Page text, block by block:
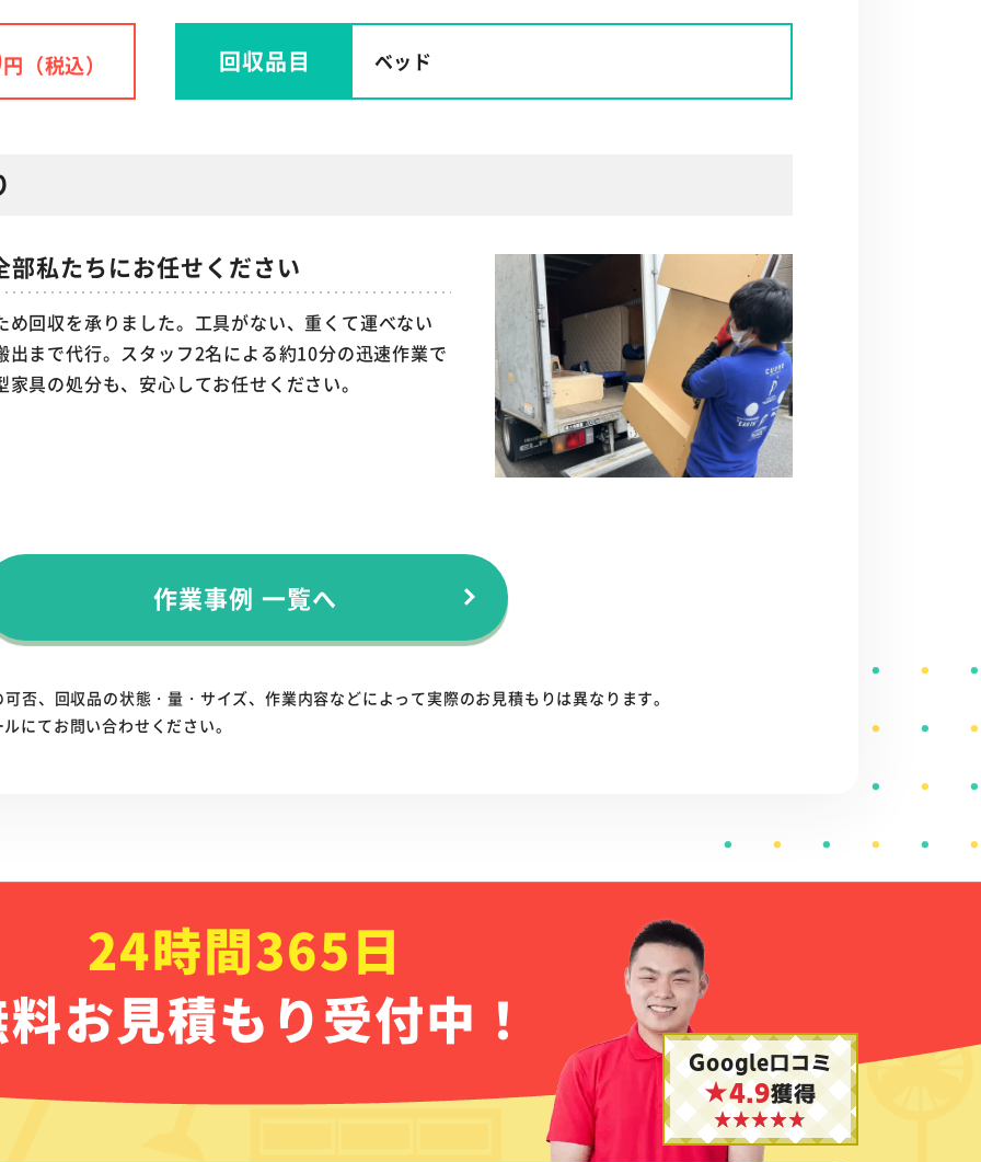
円（税込） 回収品目 ベッド
私たちにお任せください
回収を承りました。工具がない、重くて運べない
まで代行。スタッフ2名による約10分の迅速作業で
具の処分も、安心してお任せください。
作業事例 一覧へ
否、回収品の状態・量・サイズ、作業内容などによって実際のお見積もりは異なります。
にてお問い合わせください。
24時間365日
お見積もり受付中！
Google口コミ
★4.9獲得